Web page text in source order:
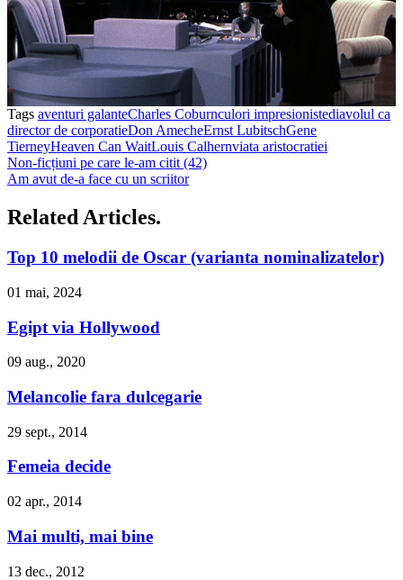
Tags aventuri galanteCharles Coburnculori impresionistediavolul ca
director de corporatieDon AmecheErnst LubitschGene
TierneyHeaven Can WaitLouis Calhernviata aristocratiei
Non-ficțiuni pe care le-am citit (42)
Am avut de-a face cu un scriitor
Related Articles.
Top 10 melodii de Oscar (varianta nominalizatelor)
01 mai, 2024
Egipt via Hollywood
09 aug., 2020
Melancolie fara dulcegarie
29 sept., 2014
Femeia decide
02 apr., 2014
Mai multi, mai bine
13 dec., 2012